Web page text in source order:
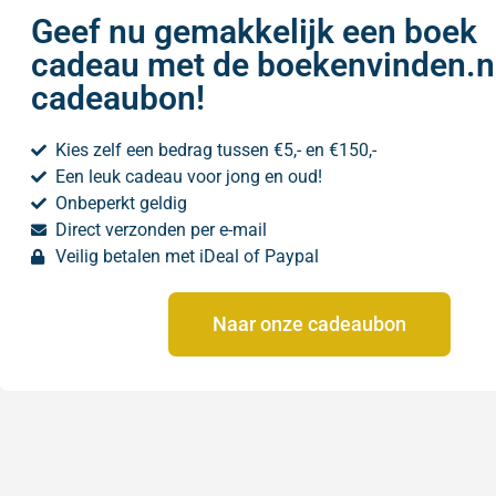
Geef nu gemakkelijk een boek
cadeau met de
cadeaubon!
Kies zelf een bedrag tussen €5,- en €150,-
Een leuk cadeau voor jong en oud!
Onbeperkt geldig
Direct verzonden per e-mail
Veilig betalen met iDeal of Paypal
Naar onze cadeaubon